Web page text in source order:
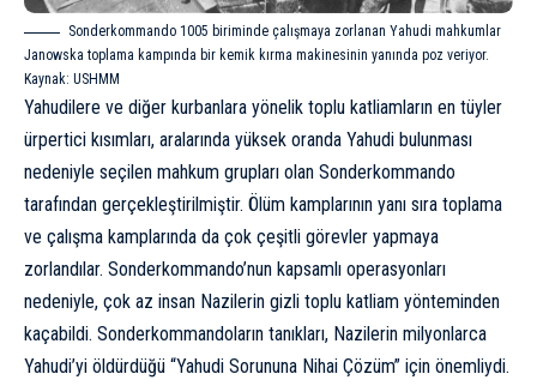
Sonderkommando 1005 biriminde çalışmaya zorlanan Yahudi mahkumlar
Janowska toplama kampında bir kemik kırma makinesinin yanında poz veriyor.
Kaynak: USHMM
Yahudilere ve diğer kurbanlara yönelik toplu katliamların en tüyler
ürpertici kısımları, aralarında yüksek oranda Yahudi bulunması
nedeniyle seçilen mahkum grupları olan Sonderkommando
tarafından gerçekleştirilmiştir. Ölüm kamplarının yanı sıra toplama
ve çalışma kamplarında da çok çeşitli görevler yapmaya
zorlandılar. Sonderkommando’nun kapsamlı operasyonları
nedeniyle, çok az insan Nazilerin gizli toplu katliam yönteminden
kaçabildi. Sonderkommandoların tanıkları, Nazilerin milyonlarca
Yahudi’yi öldürdüğü “Yahudi Sorununa Nihai Çözüm” için önemliydi.